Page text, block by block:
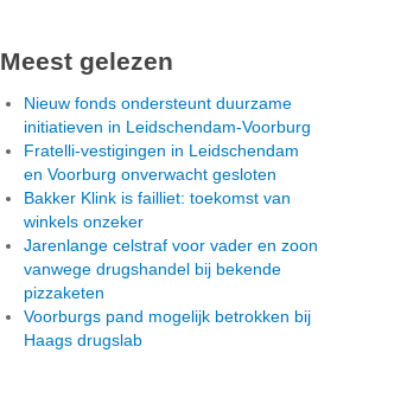
Meest gelezen
Nieuw fonds ondersteunt duurzame
initiatieven in Leidschendam-Voorburg
Fratelli-vestigingen in Leidschendam
en Voorburg onverwacht gesloten
Bakker Klink is failliet: toekomst van
winkels onzeker
Jarenlange celstraf voor vader en zoon
vanwege drugshandel bij bekende
pizzaketen
Voorburgs pand mogelijk betrokken bij
Haags drugslab